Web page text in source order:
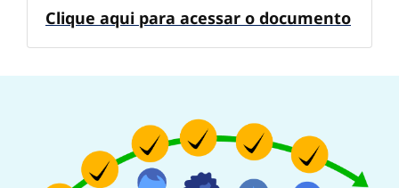
Clique aqui para acessar o documento